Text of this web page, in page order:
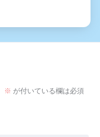
※ が付いている欄は必須